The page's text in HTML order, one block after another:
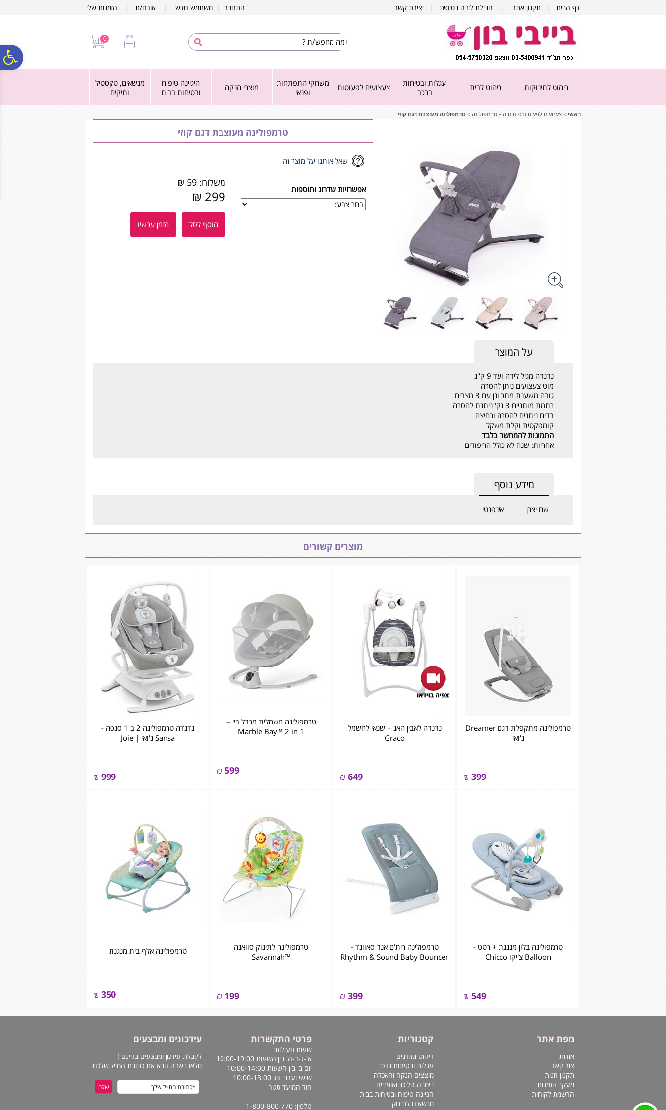
דף הבית תקנון אתר חבילת לידה בסיסית יצירת קשר התחבר משתמש חדש אורח/ת הזמנות שלי
0
ריהוט לתינוקות ריהוט לבית
עגלות ובטיחות
ברכב
צעצועים לפעוטות
משחקי התפתחות
ופנאי
מוצרי הנקה
היגיינה טיפוח
ובטיחות בבית
מנשאים, טקסטיל
ותיקים
ראשי > צעצועים לפעוטות > נדנדה + טרמפולינה > טרמפולינה מעוצבת דגם קוזי
טרמפולינה מעוצבת דגם קוזי
שאל אותנו על מוצר זה
אפשרויות שדרוג ותוספות
משלוח: 59 ₪
299 ₪
הוסף לסל הזמן עכשיו
על המוצר
נדנדה מגיל לידה ועד 9 ק"ג
מוט צעצועים ניתן להסרה
גובה משענת מתכוונן עם 3 מצבים
רתמת מותניים 3 נק' ניתנת להסרה
בדים ניתנים להסרה ורחיצה
קומפקטית וקלת משקל
התמונות להמחשה בלבד
אחריות: שנה לא כולל הריפודים
מידע נוסף
שם יצרן אינפנטי
מוצרים קשורים
טרמפולינה מתקפלת דגם Dreamer
ג'ואי
399
₪
נדנדה לאבין האג + שנאי לחשמל
Graco
649
₪
טרמפולינה חשמלית מרבל ביי –
Marble Bay™ 2 in 1
599
₪
נדנדה טרמפולינה 2 ב 1 סנסה -
Sansa ג'ואי | Joie
999
₪
טרמפולינה בלון מנגנת + רטט -
Balloon צ'יקו Chicco
549
₪
טרמפולינה רית'ם אנד סאוונד -
Rhythm & Sound Baby Bouncer
399
₪
טרמפולינה לתינוק סוואנה
™Savannah
199
₪
טרמפולינה אלף בית מנגנת
350
₪
מפת אתר
אודות
צור קשר
תקנון חנות
מעקב הזמנות
הרשמת לקוחות
קטגוריות
ריהוט ומזרנים
עגלות ובטיחות ברכב
מוצצים הנקה והאכלה
בימבה הליכון ואופניים
הגיינה טיפוח ובטיחות בבית
מנשאים לתינוק
פרטי התקשרות
שעות פעילות:
א'-ג-ד-ה' בין השעות 10:00-19:00
יום ב' בין השעות 10:00-14:00
שישי וערבי חג 10:00-13:00
חול המועד סגור
טלפון: 1-800-800-770
עידכונים ומבצעים
לקבלת עידכון ומבצעים בחינם !
מלאו בשדה הבא את כתובת המייל שלכם